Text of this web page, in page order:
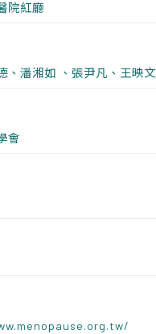
院紅廳
、潘湘如 、張尹凡、王映文
會